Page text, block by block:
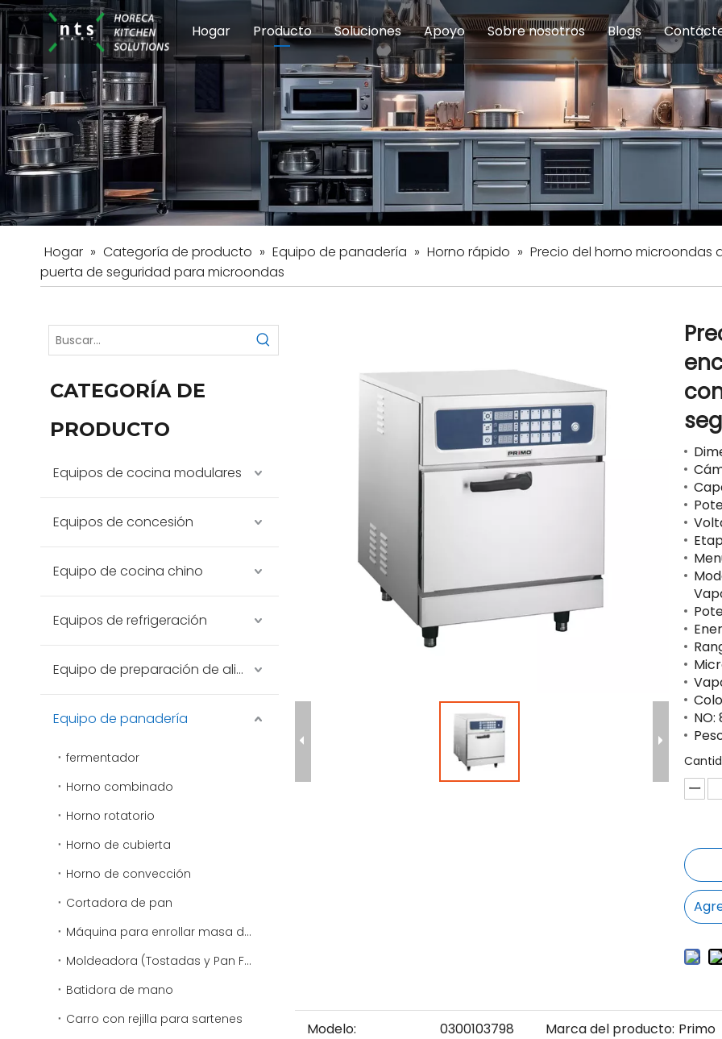
Hogar Producto
Equipos de cocina modulares Equipos de Concesión Equipo
Equipo de preparación de alimentosEquipo de panadería Equipo
Soluciones
Escuelas y educación Comedor del personal
Hoteles Restaurante y comida
Apoyo
Servicio Preguntas
Sobre nosotros
Introducción de la empresa
Blogs
Hogar » Categoría de producto » Equipo de panadería » Horno rápido » Precio del horno microondas
puerta de seguridad para microondas
CATEGORÍA DE
PRODUCTO
Equipos de cocina modulares
Equipos de concesión
Equipo de cocina chino
Equipos de refrigeración
Equipo de preparación de alimentos
Equipo de panadería
fermentador
Horno combinado
Horno rotatorio
Horno de cubierta
Horno de convección
Cortadora de pan
Máquina para enrollar masa de pizza
Moldeadora (Tostadas y Pan Francés)
Batidora de mano
Carro con rejilla para sartenes
NO:
Modelo: 0300103798 Marca del producto: Primo